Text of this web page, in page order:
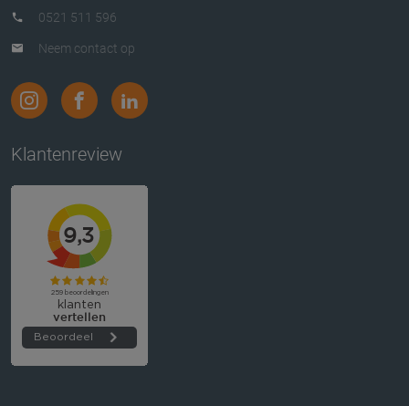
0521 511 596
Neem contact op
Klantenreview